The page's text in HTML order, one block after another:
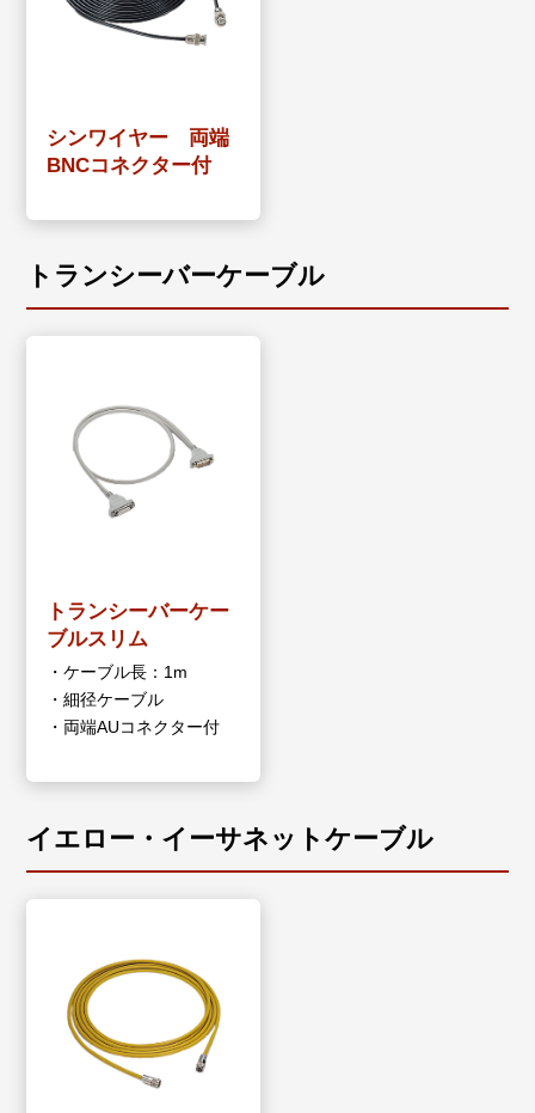
シンワイヤー 両端
BNCコネクター付
トランシーバーケーブル
トランシーバーケー
ブルスリム
・ケーブル長：1m
・細径ケーブル
・両端AUコネクター付
イエロー・イーサネットケーブル